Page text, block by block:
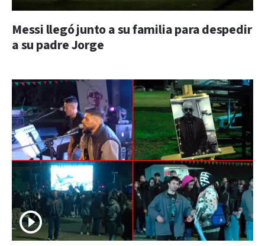
Messi llegó junto a su familia para despedir
a su padre Jorge